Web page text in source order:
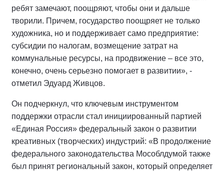
ребят замечают, поощряют, чтобы они и дальше
творили. Причем, государство поощряет не только
художника, но и поддерживает само предприятие:
субсидии по налогам, возмещение затрат на
коммунальные ресурсы, на продвижение – все это,
конечно, очень серьезно помогает в развитии», -
отметил Эдуард Живцов.
Он подчеркнул, что ключевым инструментом
поддержки отрасли стал инициированный партией
«Единая Россия» федеральный закон о развитии
креативных (творческих) индустрий: «В продолжение
федерального законодательства Мособлдумой также
был принят региональный закон, который определяет